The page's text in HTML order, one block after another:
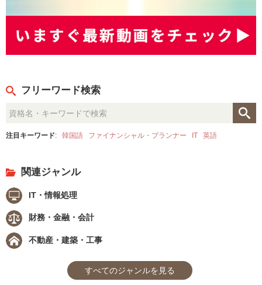
フリーワード検索
注目キーワード: 韓国語 ファイナンシャル・プランナー IT 英語
関連ジャンル
IT・情報処理
財務・金融・会計
不動産・建築・工事
すべてのジャンルを見る